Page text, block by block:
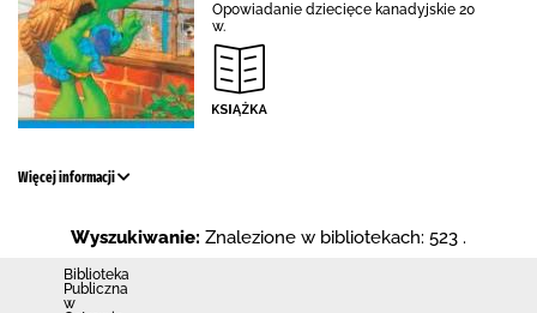
Opowiadanie dziecięce kanadyjskie 20
w.
Więcej informacji
Wyszukiwanie: Znalezione w bibliotekach: 523 .
Biblioteka
Publiczna
w